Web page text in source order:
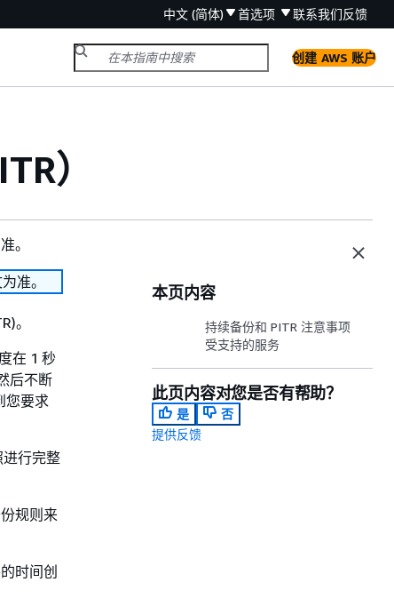
中文 (简体) 首选项 联系我们反馈
创建 AWS 账户
）
。
准。
。
在 1 秒
后不断
您要求
行完整
规则来
时间创
本页内容
持续备份和 PITR 注意事项
受支持的服务
此页内容对您是否有帮助？
是
否
提供反馈